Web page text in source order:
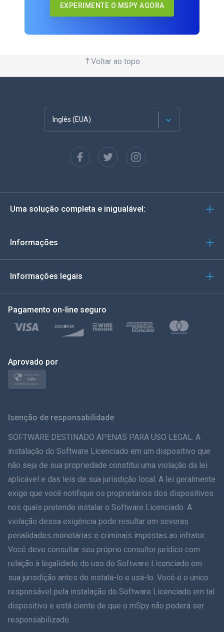
EXPERIMENTE O MSPY AGORA
Voltar ao topo
Inglês (EUA)
Espanhol
Alemão
Italiano
Türkçe
Polonês
日本
ภาษาไทย
Dansk
हिंदी
עברית
Romãă
Ελληνικά
Uma solução completa e inigualável:
Informações
Informações legais
Pagamento on-line seguro
Aprovado por
Isenção de responsabilidade
SOFTWARE DESTINADO APENAS PARA USO LEGAL. A
instalação do Software Licenciado em um dispositivo que
não seja de sua propriedade constitui uma violação da lei
aplicável e das leis de sua jurisdição local. A lei geralmente
exige que você notifique os proprietários dos dispositivos
nos quais pretende instalar o Software Licenciado. A
violação dessa exigência pode resultar em severas
penalidades monetárias e criminais impostas ao infrator.
Você deve consultar seu próprio consultor jurídico com
relação à legalidade do uso do Software Licenciado em
sua jurisdição antes de instalá-lo e usá-lo. Você é o único
responsável pela instalação do Software Licenciado em tal
dispositivo e está ciente de que o mSpy não poderá ser
responsabilizado.